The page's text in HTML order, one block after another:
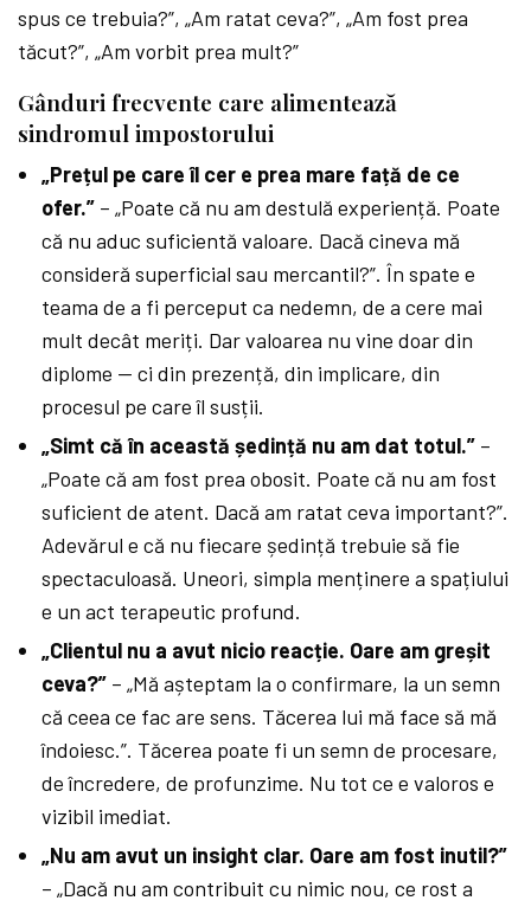
spus ce trebuia?”, „Am ratat ceva?”, „Am fost prea
tăcut?”, „Am vorbit prea mult?”
Gânduri frecvente care alimentează
sindromul impostorului
„Prețul pe care îl cer e prea mare față de ce
ofer.” – „Poate că nu am destulă experiență. Poate
că nu aduc suficientă valoare. Dacă cineva mă
consideră superficial sau mercantil?”. În spate e
teama de a fi perceput ca nedemn, de a cere mai
mult decât meriți. Dar valoarea nu vine doar din
diplome — ci din prezență, din implicare, din
procesul pe care îl susții.
„Simt că în această ședință nu am dat totul.” –
„Poate că am fost prea obosit. Poate că nu am fost
suficient de atent. Dacă am ratat ceva important?”.
Adevărul e că nu fiecare ședință trebuie să fie
spectaculoasă. Uneori, simpla menținere a spațiului
e un act terapeutic profund.
„Clientul nu a avut nicio reacție. Oare am greșit
ceva?” – „Mă așteptam la o confirmare, la un semn
că ceea ce fac are sens. Tăcerea lui mă face să mă
îndoiesc.”. Tăcerea poate fi un semn de procesare,
de încredere, de profunzime. Nu tot ce e valoros e
vizibil imediat.
„Nu am avut un insight clar. Oare am fost inutil?”
– „Dacă nu am contribuit cu nimic nou, ce rost a